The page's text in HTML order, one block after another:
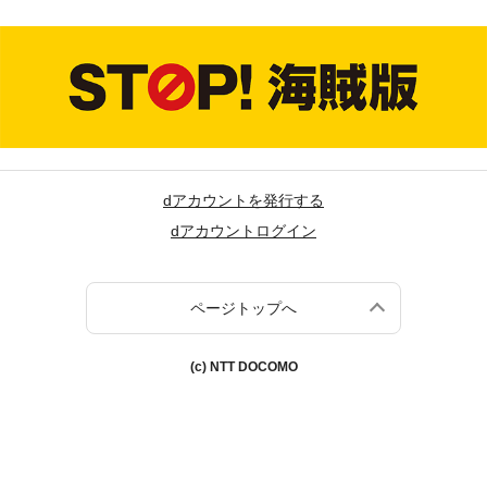
dアカウントを発行する
dアカウントログイン
ページトップへ
(c) NTT DOCOMO